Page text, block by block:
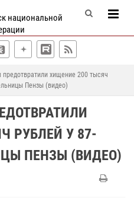
национальной
предотвратили хищение 200 тысяч
Пензы (видео)
РУБЛЕЙ У 87-
ПЕНЗЫ (ВИДЕО)